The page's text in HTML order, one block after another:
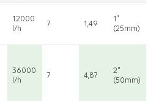
12000
l/h
7 1,49
1"
(25mm)
36000
l/h
7 4,87
2"
(50mm)